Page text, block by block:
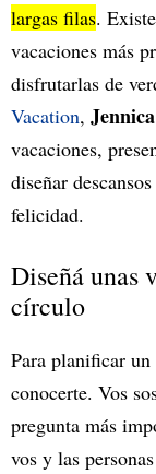
largas filas.
vacaciones más
disfrutarlas de
Vacation,
vacaciones,
diseñar
felicidad.
Diseñá unas
círculo
Para planificar un
conocerte. Vos
pregunta más
vos y las